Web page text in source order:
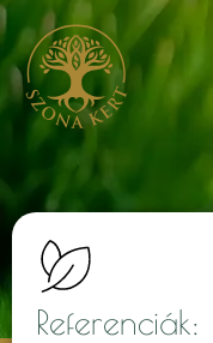
Referenciák: